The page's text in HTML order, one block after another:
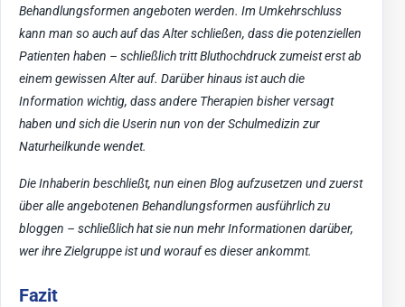
Behandlungsformen angeboten werden. Im Umkehrschluss
kann man so auch auf das Alter schließen, dass die potenziellen
Patienten haben – schließlich tritt Bluthochdruck zumeist erst ab
einem gewissen Alter auf. Darüber hinaus ist auch die
Information wichtig, dass andere Therapien bisher versagt
haben und sich die Userin nun von der Schulmedizin zur
Naturheilkunde wendet.
Die Inhaberin beschließt, nun einen Blog aufzusetzen und zuerst
über alle angebotenen Behandlungsformen ausführlich zu
bloggen – schließlich hat sie nun mehr Informationen darüber,
wer ihre Zielgruppe ist und worauf es dieser ankommt.
Fazit